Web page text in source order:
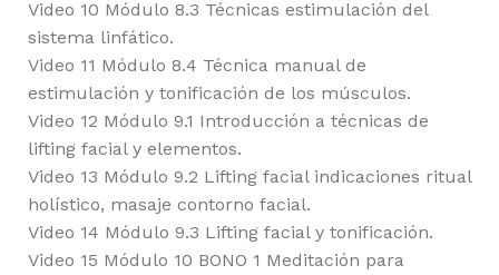
Video 10 Módulo 8.3 Técnicas estimulación del
sistema linfático.
Video 11 Módulo 8.4 Técnica manual de
estimulación y tonificación de los músculos.
Video 12 Módulo 9.1 Introducción a técnicas de
lifting facial y elementos.
Video 13 Módulo 9.2 Lifting facial indicaciones ritual
holístico, masaje contorno facial.
Video 14 Módulo 9.3 Lifting facial y tonificación.
Video 15 Módulo 10 BONO 1 Meditación para